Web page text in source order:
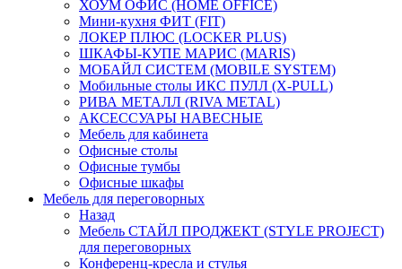
ХОУМ ОФИС (HOME OFFICE)
Мини-кухня ФИТ (FIT)
ЛОКЕР ПЛЮС (LOCKER PLUS)
ШКАФЫ-КУПЕ МАРИС (MARIS)
МОБАЙЛ СИСТЕМ (MOBILE SYSTEM)
Мобильные столы ИКС ПУЛЛ (X-PULL)
РИВА МЕТАЛЛ (RIVA METAL)
АКСЕССУАРЫ НАВЕСНЫЕ
Мебель для кабинета
Офисные столы
Офисные тумбы
Офисные шкафы
Мебель для переговорных
Назад
Мебель СТАЙЛ ПРОДЖЕКТ (STYLE PROJECT)
для переговорных
Конференц-кресла и стулья